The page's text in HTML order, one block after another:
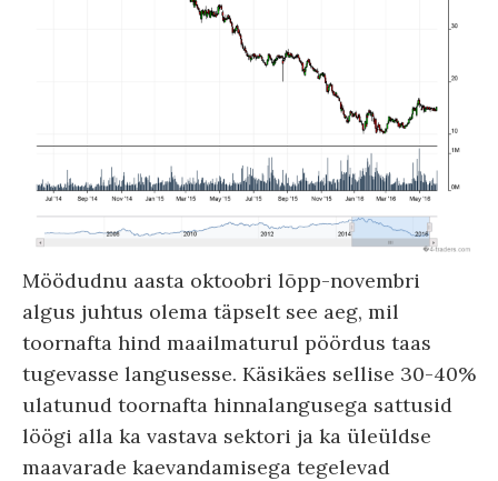
Möödudnu aasta oktoobri lõpp-novembri
algus juhtus olema täpselt see aeg, mil
toornafta hind maailmaturul pöördus taas
tugevasse langusesse. Käsikäes sellise 30-40%
ulatunud toornafta hinnalangusega sattusid
löögi alla ka vastava sektori ja ka üleüldse
maavarade kaevandamisega tegelevad